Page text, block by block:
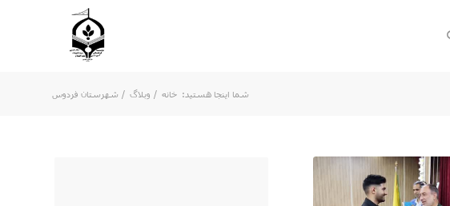
شما اینجا هستید: خانه / وبلاگ / شهرستان فردوس